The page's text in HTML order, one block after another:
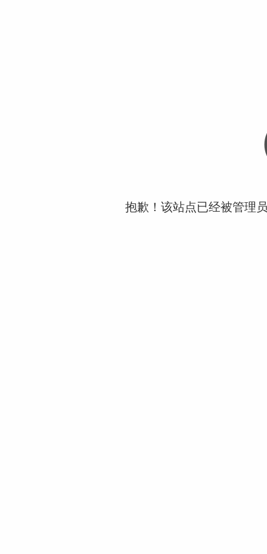
抱歉！该站点已经被管理